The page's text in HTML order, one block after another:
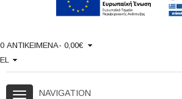
0 ΑΝΤΙΚΕΙΜΕΝΑ- 0,00€
EL
NAVIGATION